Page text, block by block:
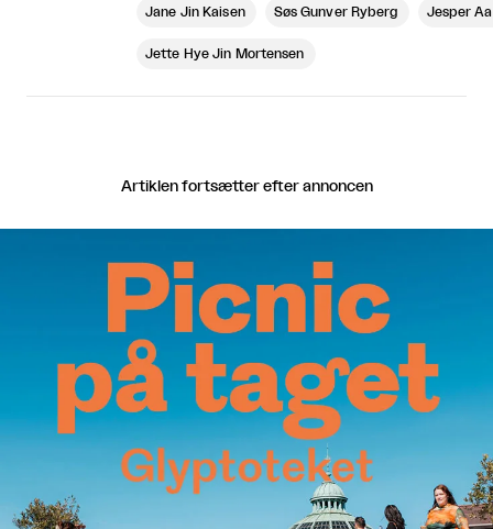
Jane Jin Kaisen Søs Gunver Ryberg Jesper
Jette Hye Jin Mortensen
Artiklen fortsætter efter annoncen